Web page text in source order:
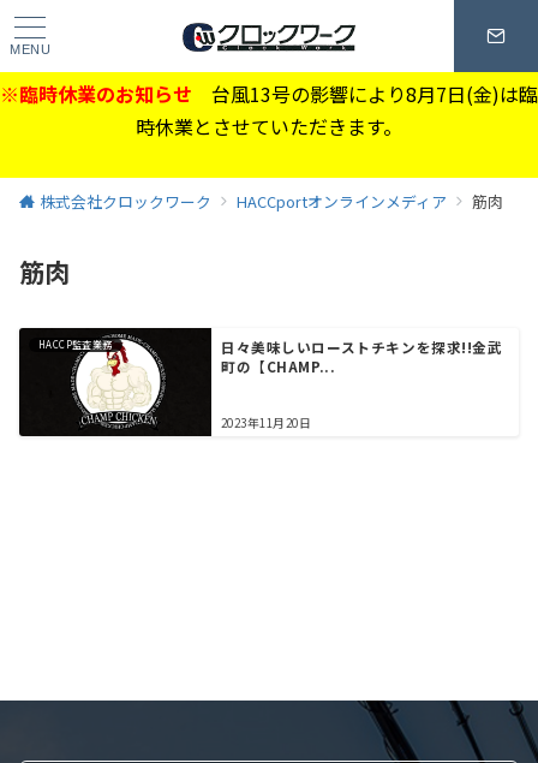
※臨時休業のお知らせ 台風13号の影響により8月7日(金)は臨
時休業とさせていただきます。
MENU
株式会社クロックワーク HACCportオンラインメディア 筋肉
筋肉
HACCP監査業務
日々美味しいローストチキンを探求!!金武
町の【CHAMP...
2023年11月20日